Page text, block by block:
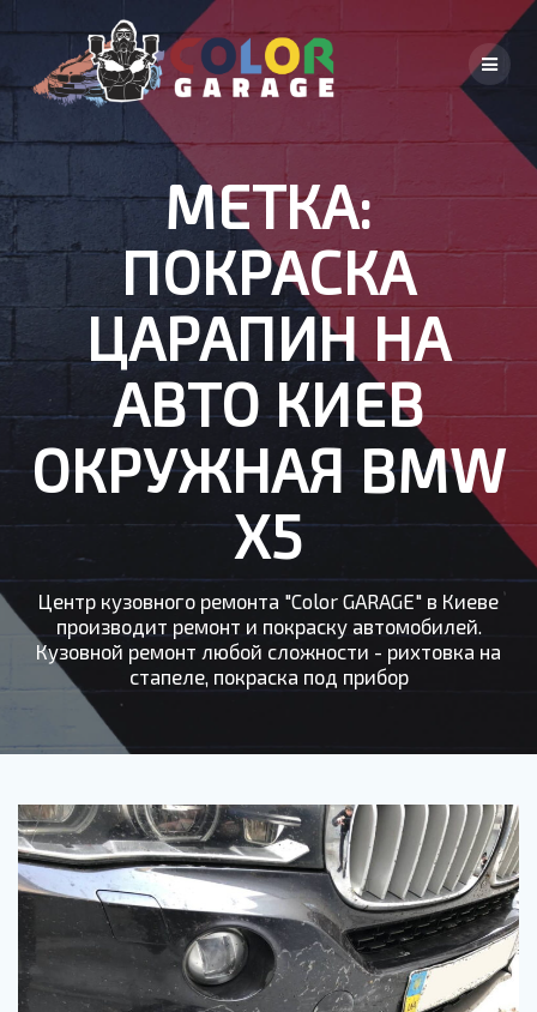
to
content
МЕТКА:
ПОКРАСКА
ЦАРАПИН НА
АВТО КИЕВ
ОКРУЖНАЯ BMW
X5
Центр кузовного ремонта "Color GARAGE" в Киеве
производит ремонт и покраску автомобилей.
Кузовной ремонт любой сложности - рихтовка на
стапеле, покраска под прибор